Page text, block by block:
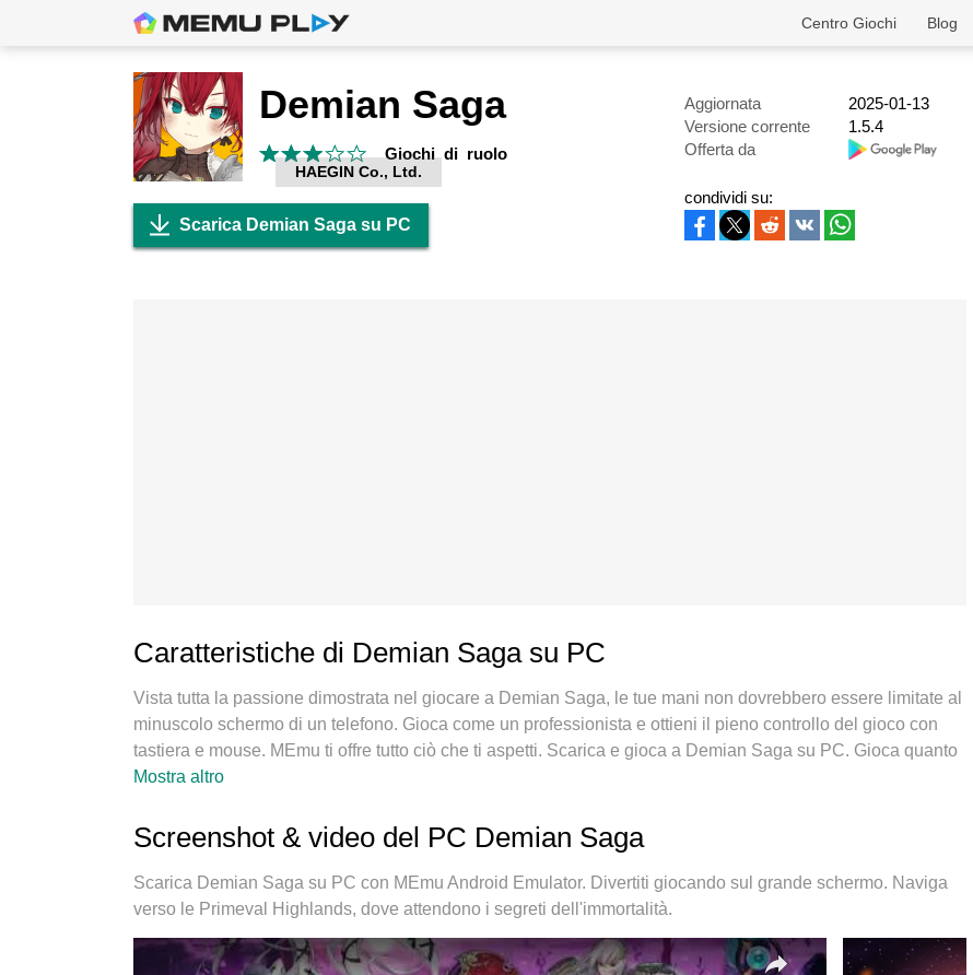
Blog
Centro Giochi
Demian Saga
Giochi di ruolo
HAEGIN Co., Ltd.
Aggiornata
2025-01-13
Versione corrente
1.5.4
Offerta da
Scarica Demian Saga su PC
condividi su:
Caratteristiche di Demian Saga su PC
Vista tutta la passione dimostrata nel giocare a Demian Saga, le tue mani non dovrebbero essere limitate al
minuscolo schermo di un telefono. Gioca come un professionista e ottieni il pieno controllo del gioco con
tastiera e mouse. MEmu ti offre tutto ciò che ti aspetti. Scarica e gioca a Demian Saga su PC. Gioca quanto
vuoi, niente più limitazioni di batteria, dati mobili e chiamate inquietanti. Il nuovissimo MEmu 9 è la scelta
sistema di mappatura dei tasti preimpostati rende Demian Saga un vero e proprio gioco per PC. MEmu è un
gestore multi-instanza che permette di giocare con 2 o più account sullo stesso dispositivo. E la cosa più
importante, il nostro esclusivo motore di emulazione può liberare tutto il potenziale del tuo PC, rendendo
tutto fluido.
Mostra altro
Screenshot & video del PC Demian Saga
Scarica Demian Saga su PC con MEmu Android Emulator. Divertiti giocando sul grande schermo. Naviga
verso le Primeval Highlands, dove attendono i segreti dell'immortalità.